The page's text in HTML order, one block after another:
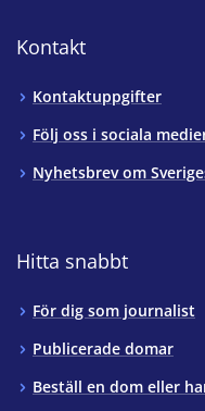
Kontakt
Kontaktuppgifter
Följ oss i sociala
Nyhetsbrev om
Hitta snabbt
För dig som journalist
Publicerade domar
Beställ en dom eller